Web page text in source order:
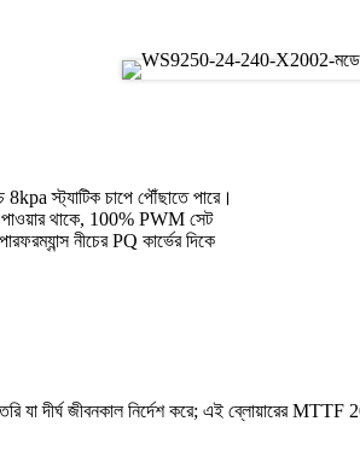
স্ট্যাটিক চাপে পৌঁছাতে পারে।
থাকে, 100% PWM সেট
নীচের PQ কার্ভের দিকে
দীর্ঘ জীবনকাল নির্দেশ করে; এই ব্লোয়ারের MTTF